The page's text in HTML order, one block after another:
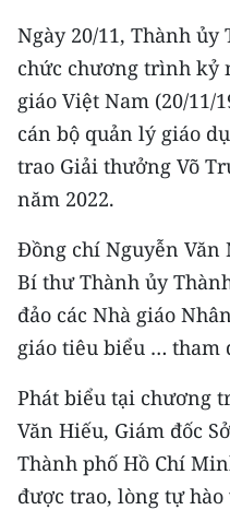
BẠN ĐỌC
KIỂM CHỨNG THÔNG
TRI THỨC CHUYÊN SÂU
54 DÂN TỘC VIỆT NAM
CHƯƠNG TRÌNH OCOP -
MỘT SẢN PHẨM
RADIO
E-Magazine
Video
Ngày 20/11, Thành
chức chương trình kỷ
giáo Việt Nam (20/11/
cán bộ quản lý giáo
trao Giải thưởng Võ
năm 2022.
Đồng chí Nguyễn Văn
Bí thư Thành ủy
đảo các Nhà giáo
giáo tiêu biểu … tham
Phát biểu tại chương
Văn Hiếu, Giám đốc
Thành phố Hồ Chí
được trao, lòng tự